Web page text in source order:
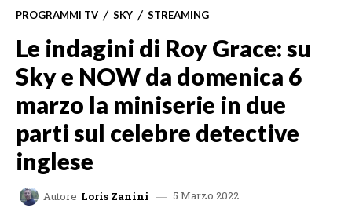
PROGRAMMI TV SKY STREAMING
Le indagini di Roy Grace: su
Sky e NOW da domenica 6
marzo la miniserie in due
parti sul celebre detective
inglese
Autore Loris Zanini 5 Marzo 2022